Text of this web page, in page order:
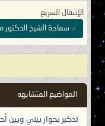
إلا
وقال
وشرفهم
خراب
الزمان،
الإنتقال السريع
سماحة الشيخ
المواضيع المتشابهه
تذكير بحوار بيني وبين